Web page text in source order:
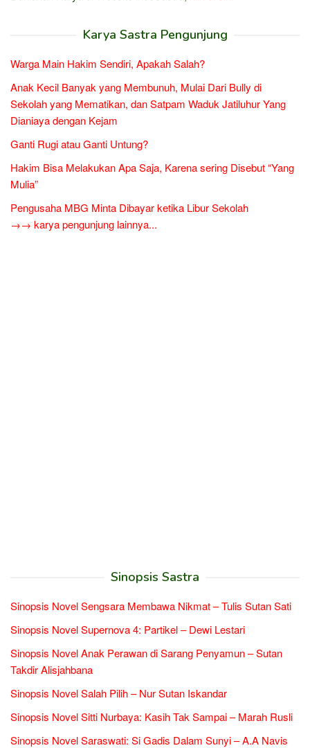
Karya Sastra Pengunjung
Warga Main Hakim Sendiri, Apakah Salah?
Anak Kecil Banyak yang Membunuh, Mulai Dari Bully di
Sekolah yang Mematikan, dan Satpam Waduk Jatiluhur Yang
Dianiaya dengan Kejam
Ganti Rugi atau Ganti Untung?
Hakim Bisa Melakukan Apa Saja, Karena sering Disebut “Yang
Mulia”
Pengusaha MBG Minta Dibayar ketika Libur Sekolah
→→ karya pengunjung lainnya...
Sinopsis Sastra
Sinopsis Novel Sengsara Membawa Nikmat – Tulis Sutan Sati
Sinopsis Novel Supernova 4: Partikel – Dewi Lestari
Sinopsis Novel Anak Perawan di Sarang Penyamun – Sutan
Takdir Alisjahbana
Sinopsis Novel Salah Pilih – Nur Sutan Iskandar
Sinopsis Novel Sitti Nurbaya: Kasih Tak Sampai – Marah Rusli
Sinopsis Novel Saraswati: Si Gadis Dalam Sunyi – A.A Navis